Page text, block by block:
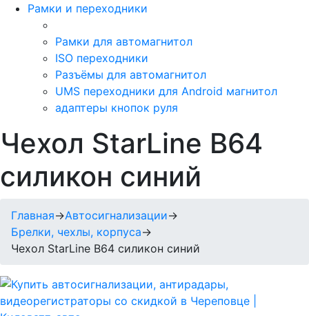
Рамки и переходники
Рамки для автомагнитол
ISO переходники
Разъёмы для автомагнитол
UMS переходники для Android магнитол
адаптеры кнопок руля
Чехол StarLine B64
силикон синий
Главная→Автосигнализации→
Брелки, чехлы, корпуса→
Чехол StarLine B64 силикон синий